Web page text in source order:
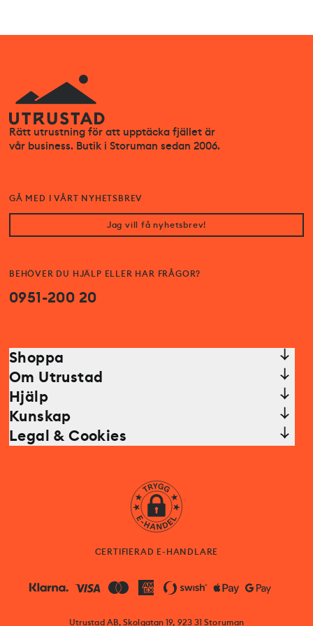
Rätt utrustning för att upptäcka fjället är
vår business. Butik i Storuman sedan 2006.
BEHÖVER DU HJÄLP ELLER HAR FRÅGOR?
0951-200 20
GÅ MED I VÅRT NYHETSBREV
Jag vill få nyhetsbrev!
Shoppa
Om Utrustad
Hjälp
Kunskap
Legal & Cookies
CERTIFIERAD E-HANDLARE
Utrustad AB, Skolgatan 19, 923 31 Storuman